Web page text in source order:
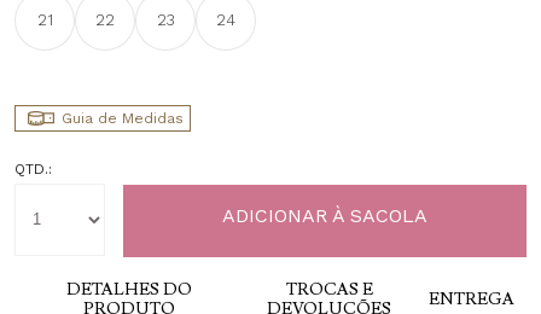
21 22 23 24
Guia de Medidas
QTD.:
DETALHES DO
PRODUTO
TROCAS E
DEVOLUÇÕES
ENTREGA